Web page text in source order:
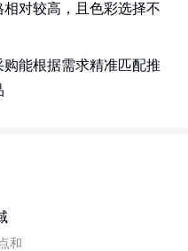
对较高，且色彩选择不
能根据需求精准匹配推
和